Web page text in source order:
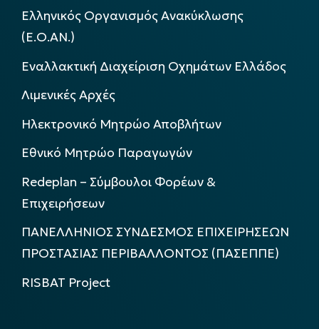
Ελληνικός Οργανισμός Ανακύκλωσης
(Ε.Ο.ΑΝ.)
Εναλλακτική Διαχείριση Οχημάτων Ελλάδος
Λιμενικές Αρχές
Ηλεκτρονικό Μητρώο Αποβλήτων
Εθνικό Μητρώο Παραγωγών
Redeplan – Σύμβουλοι Φορέων &
Επιχειρήσεων
ΠΑΝΕΛΛΗΝΙΟΣ ΣΥΝΔΕΣΜΟΣ ΕΠΙΧΕΙΡΗΣΕΩΝ
ΠΡΟΣΤΑΣΙΑΣ ΠΕΡΙΒΑΛΛΟΝΤΟΣ (ΠΑΣΕΠΠΕ)
RISBAT Project